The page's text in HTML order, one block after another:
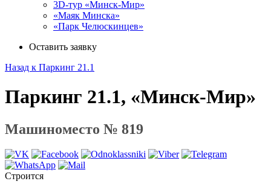
3D-тур «Минск-Мир»
«Маяк Минска»
«Парк Челюскинцев»
Оставить заявку
Назад к Паркинг 21.1
Паркинг 21.1, «Минск-Мир»
Машиноместо № 819
Строится